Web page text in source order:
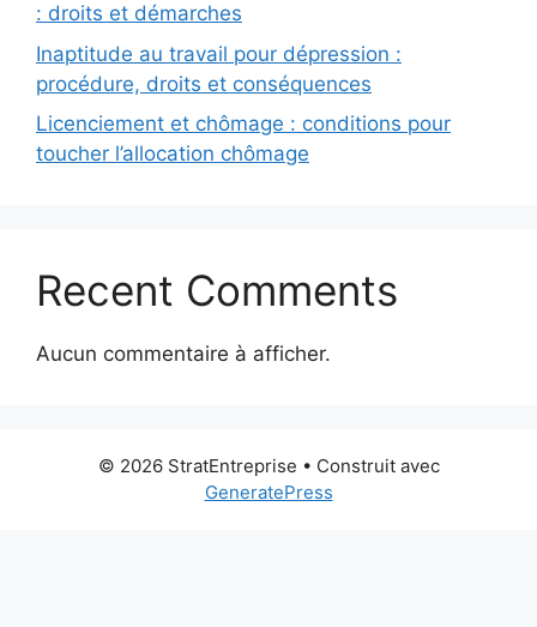
: droits et démarches
Inaptitude au travail pour dépression :
procédure, droits et conséquences
Licenciement et chômage : conditions pour
toucher l’allocation chômage
Recent Comments
Aucun commentaire à afficher.
© 2026 StratEntreprise • Construit avec
GeneratePress